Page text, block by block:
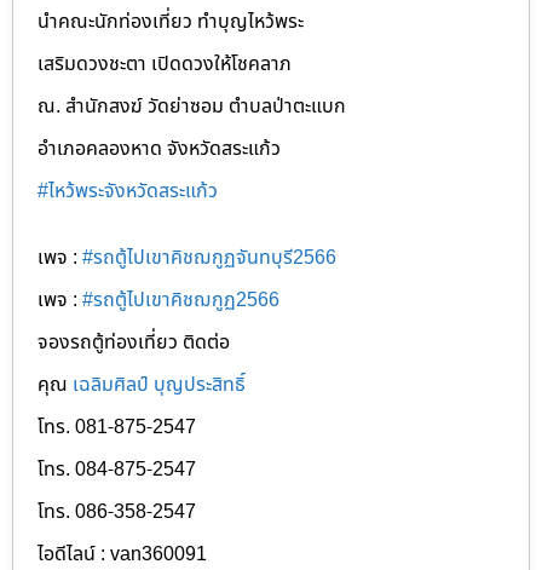
นำคณะนักท่องเที่ยว ทำบุญไหว้พระ
เสริมดวงชะตา เปิดดวงให้โชคลาภ
ณ. สำนักสงฆ์ วัดย่าซอม ตำบลป่าตะแบก
อำเภอคลองหาด จังหวัดสระแก้ว
#ไหว้พระจังหวัดสระแก้ว
เพจ : #รถตู้ไปเขาคิชฌกูฏจันทบุรี2566
เพจ : #รถตู้ไปเขาคิชฌกูฏ2566
จองรถตู้ท่องเที่ยว ติดต่อ
คุณ เฉลิมศิลป์ บุญประสิทธิ์
โทร. 081-875-2547
โทร. 084-875-2547
โทร. 086-358-2547
ไอดีไลน์ : van360091